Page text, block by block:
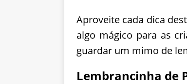
Aproveite cada dica
algo mágico para as
guardar um mimo de
Lembrancinha de